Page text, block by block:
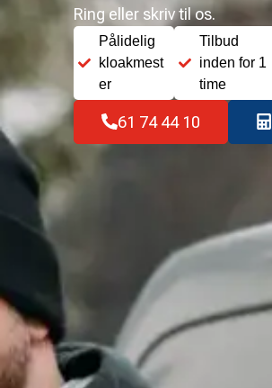
Ring eller skriv til os.
Pålidelig
kloakmest
er
Tilbud
inden for 1
time
61 74 44 10